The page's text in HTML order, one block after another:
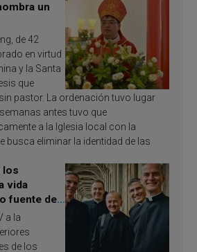
un
de 42
en virtud
y la Santa
que
pastor. La ordenación tuvo lugar
antes tuvo que
a la Iglesia local con la
busca eliminar la identidad de las
los
vida
fuente de
a la
de los